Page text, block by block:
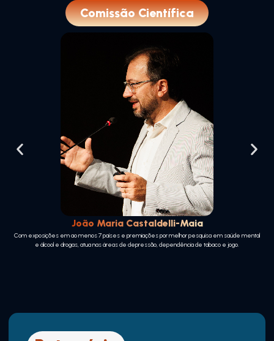
Comissão Científica
João Maria Castaldelli-Maia
Com exposições em ao menos 7 países e premiações por melhor pesquisa em saúde mental
e álcool e drogas, atua nas áreas de depressão, dependência de tabaco e jogo.